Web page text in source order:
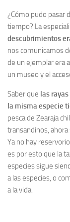
¿Cómo pudo pasar
tiempo? La
descubrimientos
nos comunicamos
de un ejemplar era
un museo y el
Saber que las
la misma especie
pesca de Zearaja
transandinos, ahora
Ya no hay
es por esto que la
especies sigue
a las especies, o
a la vida.